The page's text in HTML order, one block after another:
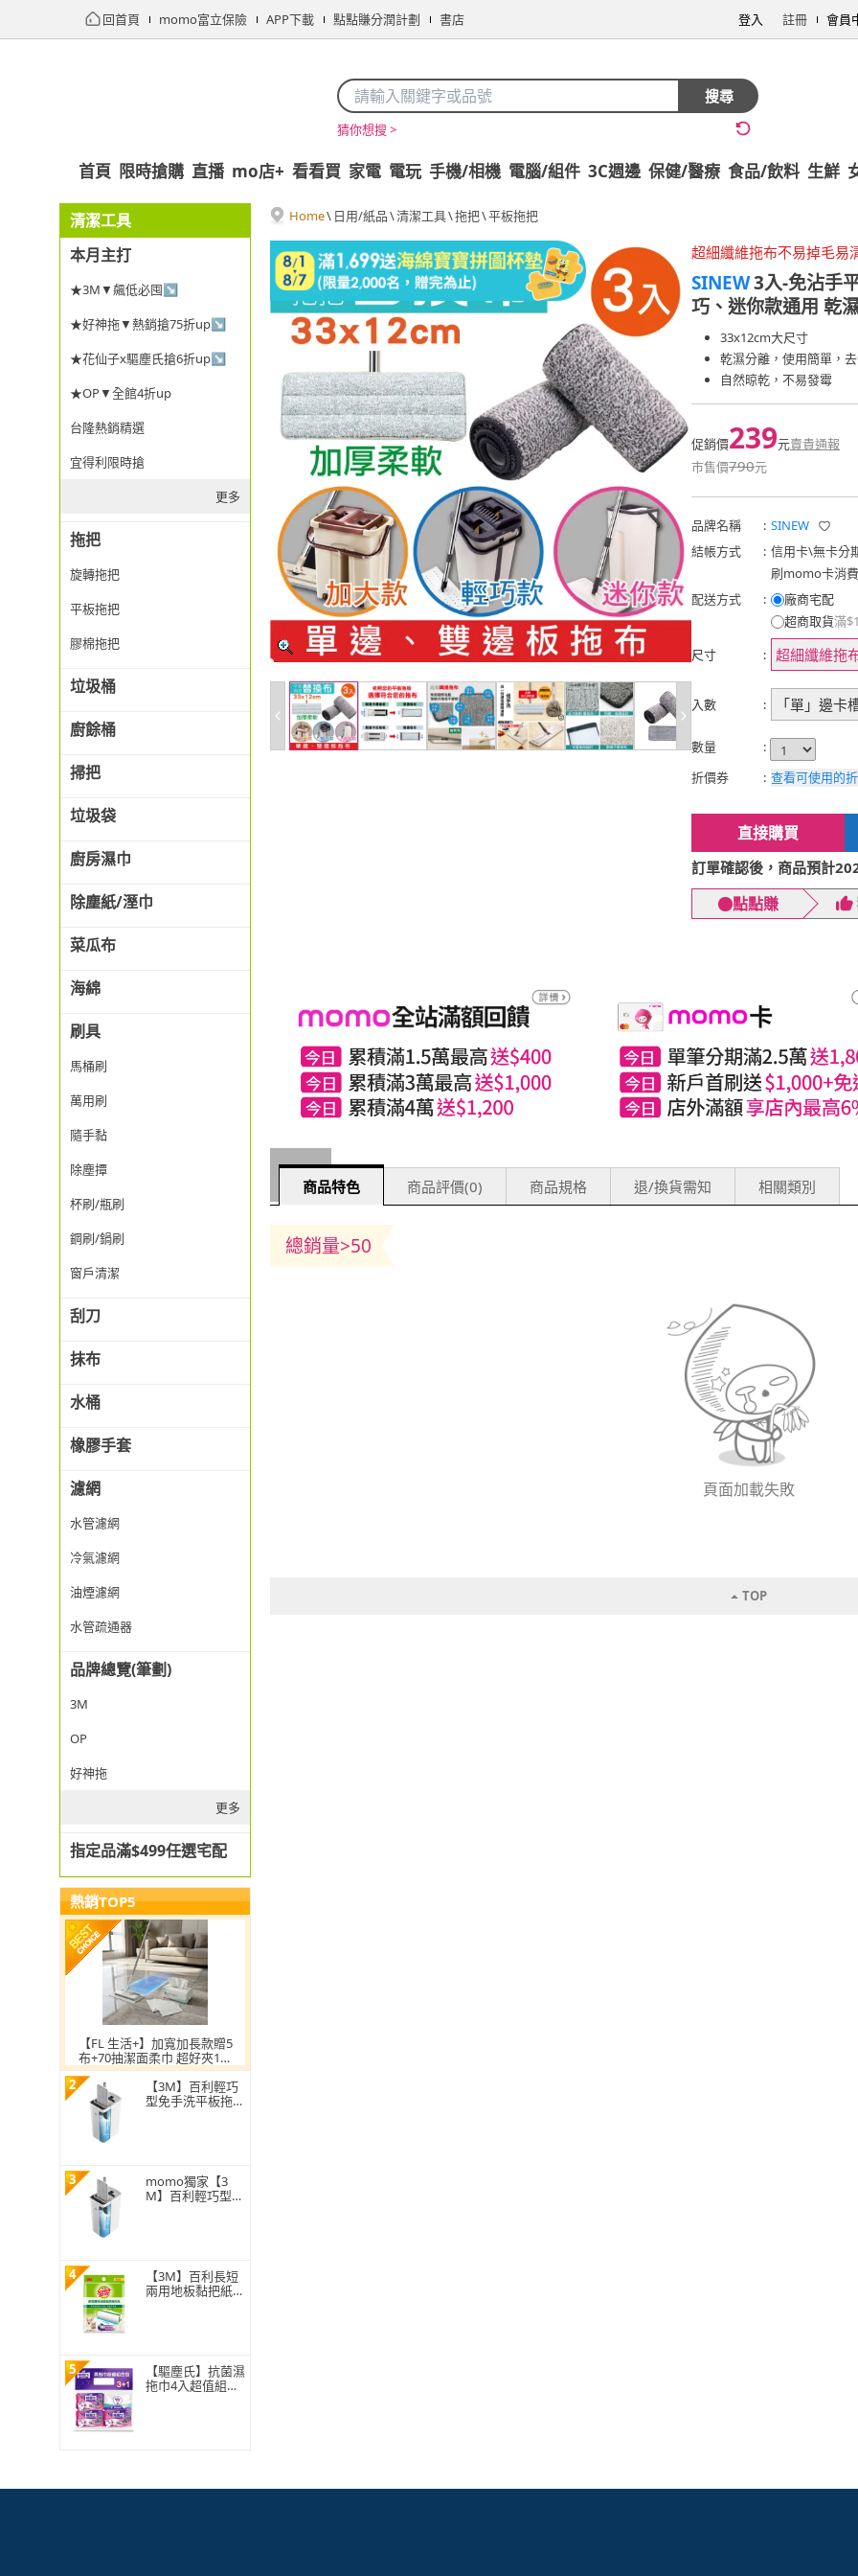
回首頁 momo富立保險 APP下載 點點賺分潤計劃 書店 登入 註冊 會員
搜尋
猜你想搜 >
首頁 限時搶購 直播 mo店+ 看看買 家電 電玩 手機/相機 電腦/組件 3C週邊 保健/醫療 食品/飲料 生鮮
清潔工具
本月主打
★3M▼飆低必囤↘
★好神拖▼熱銷搶75折up↘
★花仙子x驅塵氏搶6折up↘
★OP▼全館4折up
台隆熱銷精選
宜得利限時搶
更多
拖把
旋轉拖把
平板拖把
膠棉拖把
垃圾桶
廚餘桶
掃把
垃圾袋
廚房濕巾
除塵紙/溼巾
菜瓜布
海綿
刷具
馬桶刷
萬用刷
隨手黏
除塵撢
杯刷/瓶刷
鋼刷/鍋刷
窗戶清潔
刮刀
抹布
水桶
橡膠手套
濾網
水管濾網
冷氣濾網
油煙濾網
水管疏通器
品牌總覽(筆劃)
3M
OP
好神拖
更多
指定品滿$499任選宅配
熱銷TOP5
【FL 生活+】加寬加長款贈5
布+70抽潔面柔巾 超好夾1秒
換布洗臉巾環保拖把
2
【3M】百利輕巧
型免手洗平板拖把
3
momo獨家【3
M】百利輕巧型免
4
【3M】百利長短
兩用地板黏把紙捲
5
【驅塵氏】抗菌濕
拖巾4入超值組合
Home\ 日用/紙品\清潔工具\拖把\平板拖把
超細纖維拖布不易掉毛易
SINEW3入-免沾手
巧、迷你款通用 乾
33x12cm大尺寸
乾濕分離，使用簡單，
自然晾乾，不易發霉
促銷價239元賣貴通報
市售價790元
品牌名稱 : SINEW
結帳方式
: 信用卡\無卡分
刷momo卡消
配送方式
:
廠商宅配
超商取貨滿
尺寸
: 超細纖維拖
入數 : 「單」邊卡
數量
:
折價券
: 查看可使用的
直接購買
訂單確認後，商品預計
點點賺
商品特色 商品評價(0) 商品規格 退/換貨需知 相關類別
總銷量>50
頁面加載失敗
TOP